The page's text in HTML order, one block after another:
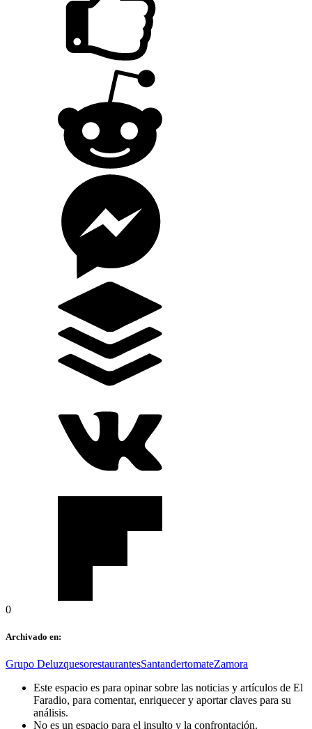
0
Archivado en:
Grupo DeluzquesorestaurantesSantandertomateZamora
Este espacio es para opinar sobre las noticias y artículos de El
Faradio, para comentar, enriquecer y aportar claves para su
análisis.
No es un espacio para el insulto y la confrontación.